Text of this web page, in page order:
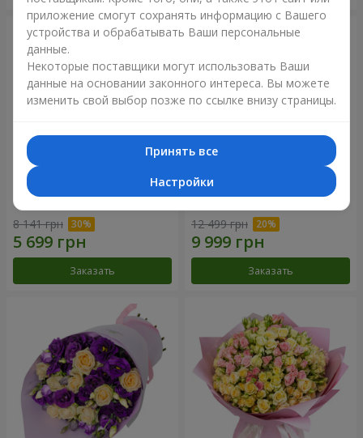
Букет "Сила Любви!"
8 141 грн
Заказать
Романтический букет
12 499 грн
Заказать
приложение смогут сохранять информацию с Вашего
устройства и обрабатывать Ваши персональные
данные.
Некоторые поставщики могут использовать Ваши
данные на основании законного интереса. Вы можете
изменить свой выбор позже по ссылке внизу страницы.
Принять все
Настройки